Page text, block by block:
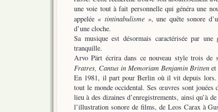
une voie tout à fait personnelle qui généra une
appelée « tintinabulisme », une quête sonore
d’une cloche.
Sa musique est désormais caractérisée par
tranquille.
Arvo Pärt écrira dans ce nouveau style trois de
Fratres, Cantus in Memoriam Benjamin Britten et
En 1981, il part pour Berlin où il vit depuis lors.
tout le monde occidental. Ses œuvres sont jouées
lieu à des dizaines d’enregistrements, ainsi qu’à
l’illustration sonore de films, de Leos Carax à